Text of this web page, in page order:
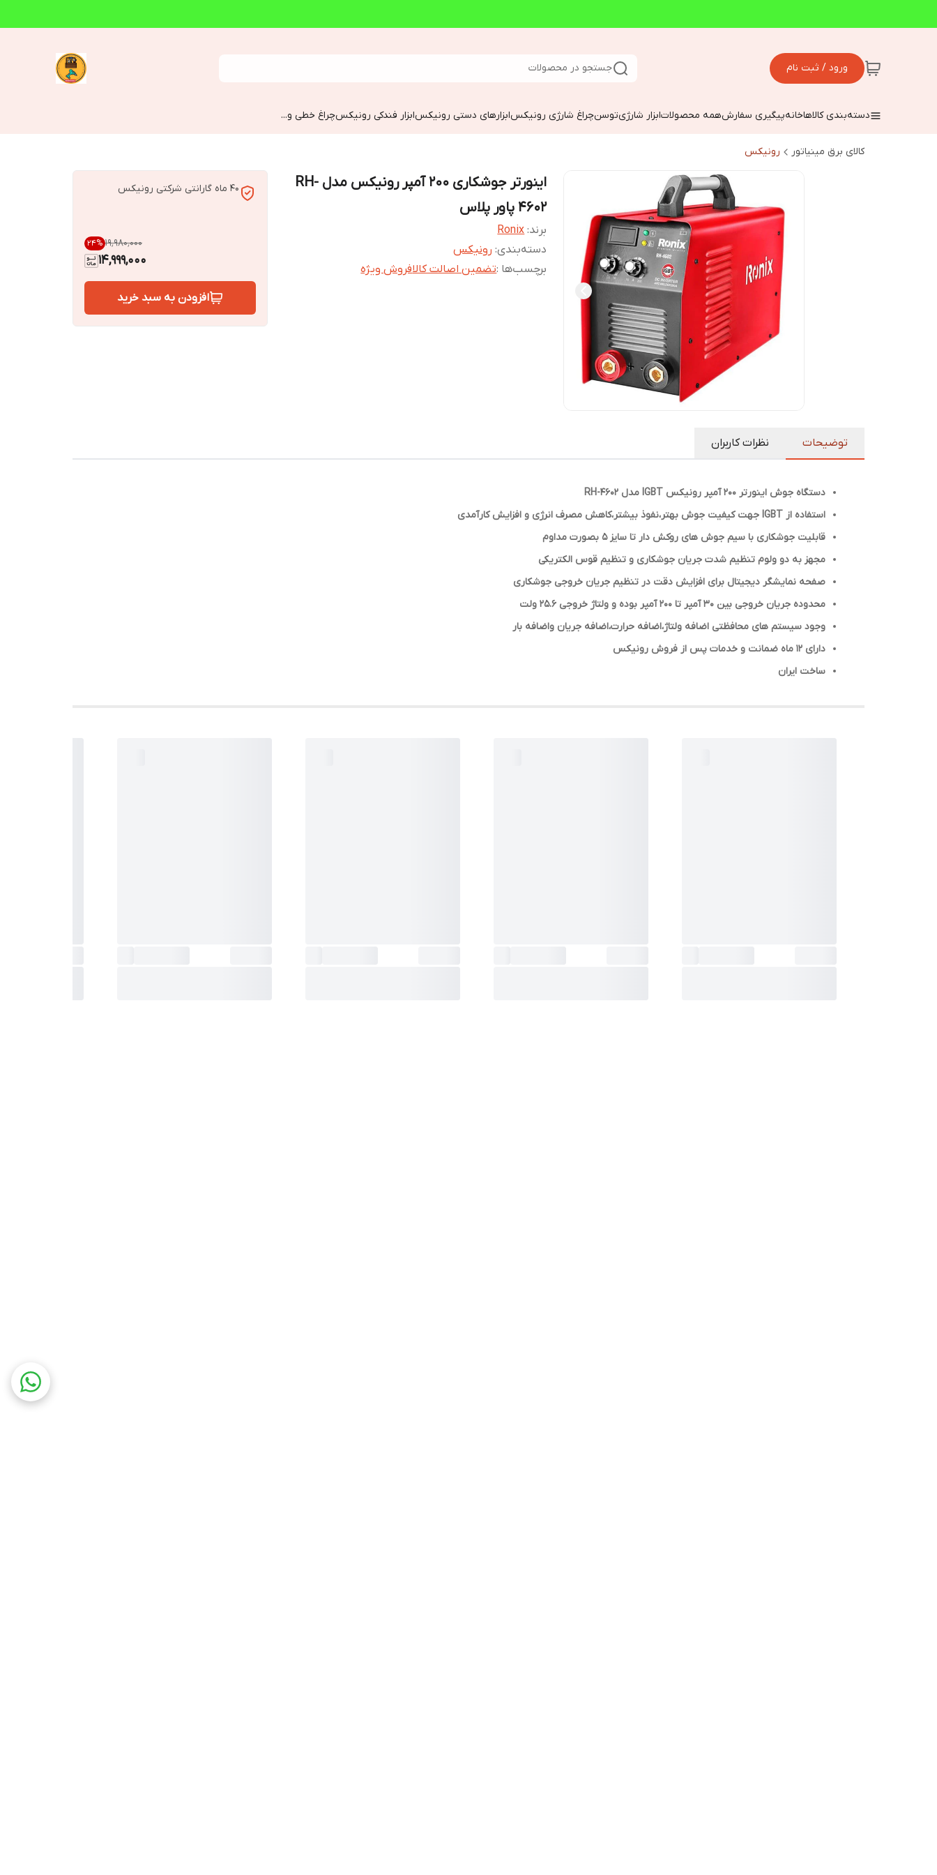
ورود / ثبت نام جستجو در محصولات
دسته‌بندی کالاهاخانهپیگیری سفارشهمه محصولاتابزار شارژیتوسنچراغ شارژی رونیکسابزارهای دستی رونیکسابزار فندکی رونیکسچراغ خطی و...
کالای برق مینیاتور رونیکس
اینورتر جوشکاری 200 آمپر رونیکس مدل RH-
4602 پاور پلاس
برند: Ronix
دسته‌بندی: رونیکس
برچسب‌ها :تضمین اصالت کالافروش ویژه
40 ماه گارانتی شرکتی رونیکس
۱۹٬۹۸۰٬۰۰۰ 24%
14,999,000
افزودن به سبد خرید
توضیحات نظرات کاربران
دستگاه جوش اینورتر ۲۰۰ آمپر رونیکس IGBT مدل RH-4602
استفاده از IGBT جهت کیفیت جوش بهتر،نفوذ بیشتر،کاهش مصرف انرژی و افزایش کارآمدی
قابلیت جوشکاری با سیم جوش های روکش دار تا سایز 5 بصورت مداوم
مجهز به دو ولوم تنظیم شدت جریان جوشکاری و تنظیم قوس الکتریکی
صفحه نمایشگر دیجیتال برای افزایش دقت در تنظیم جریان خروجی جوشکاری
محدوده جریان خروجی بین 30 آمپر تا 200 آمپر بوده و ولتاژ خروجی 25.6 ولت
وجود سیستم های محافظتی اضافه ولتاژ،اضافه حرارت،اضافه جریان واضافه بار
دارای ۱۲ ماه ضمانت و خدمات پس از فروش رونیکس
ساخت ایران